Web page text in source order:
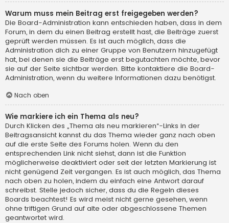
Warum muss mein Beitrag erst freigegeben werden?
Die Board-Administration kann entschieden haben, dass in dem
Forum, in dem du einen Beitrag erstellt hast, die Beiträge zuerst
geprüft werden müssen. Es ist auch möglich, dass die
Administration dich zu einer Gruppe von Benutzern hinzugefügt
hat, bei denen sie die Beiträge erst begutachten möchte, bevor
sie auf der Seite sichtbar werden. Bitte kontaktiere die Board-
Administration, wenn du weitere Informationen dazu benötigst.
Nach oben
Wie markiere ich ein Thema als neu?
Durch Klicken des „Thema als neu markieren“-Links in der
Beitragsansicht kannst du das Thema wieder ganz nach oben
auf die erste Seite des Forums holen. Wenn du den
entsprechenden Link nicht siehst, dann ist die Funktion
möglicherweise deaktiviert oder seit der letzten Markierung ist
nicht genügend Zeit vergangen. Es ist auch möglich, das Thema
nach oben zu holen, indem du einfach eine Antwort darauf
schreibst. Stelle jedoch sicher, dass du die Regeln dieses
Boards beachtest! Es wird meist nicht gerne gesehen, wenn
ohne triftigen Grund auf alte oder abgeschlossene Themen
geantwortet wird.